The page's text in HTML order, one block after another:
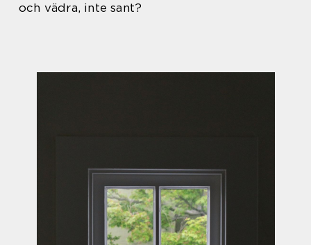
och vädra, inte sant?